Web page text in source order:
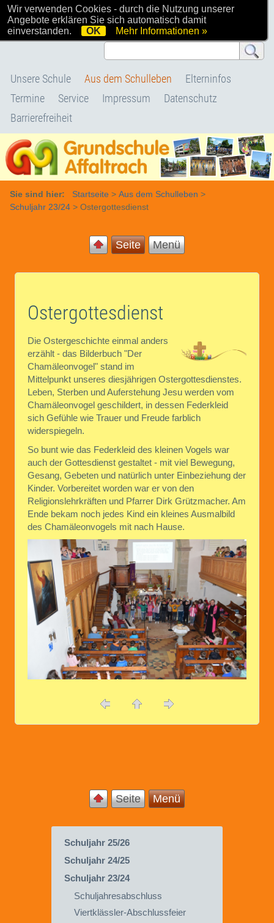
Willkommen bei uns
Unsere Schule Aus dem Schulleben
Elterninfos
Termine
Service Impressum
Datenschutz
Barrierefreiheit
Sie sind hier: Startseite > Aus dem Schulleben >
Schuljahr 23/24 > Ostergottesdienst
Seite Menü
Ostergottesdienst
Die Ostergeschichte einmal anders
erzählt - das Bilderbuch "Der
Chamäleonvogel" stand im
Mittelpunkt unseres diesjährigen Ostergottesdienstes.
Leben, Sterben und Auferstehung Jesu werden vom
Chamäleonvogel geschildert, in dessen Federkleid
sich Gefühle wie Trauer und Freude farblich
widerspiegeln.
So bunt wie das Federkleid des kleinen Vogels war
auch der Gottesdienst gestaltet - mit viel Bewegung,
Gesang, Gebeten und natürlich unter Einbeziehung der
Kinder. Vorbereitet worden war er von den
Religionslehrkräften und Pfarrer Dirk Grützmacher. Am
Ende bekam noch jedes Kind ein kleines Ausmalbild
des Chamäleonvogels mit nach Hause.
Seite Menü
Schuljahr 25/26
Schuljahr 24/25
Schuljahr 23/24
Schuljahresabschluss
Viertklässler-Abschlussfeier
Wir verwenden Cookies - durch die Nutzung unserer
Angebote erklären Sie sich automatisch damit
einverstanden.
OK Mehr Informationen »